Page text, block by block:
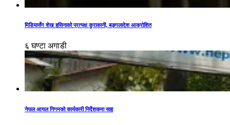
मिडियासँग शेख हसिनाको प्रत्यक्ष कुराकानी, बङ्गलादेश आक्रोशित
६ घण्टा अगाडी
नेपाल आयल निगमको कार्यकारी निर्देशकमा साह